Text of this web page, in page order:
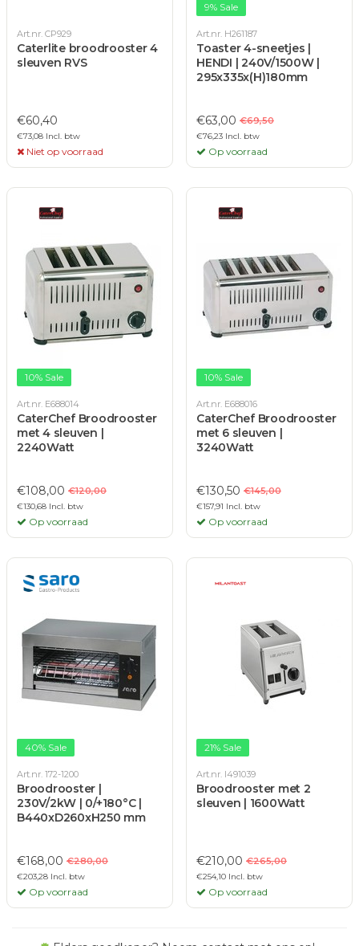
Art.nr. CP929
Caterlite broodrooster 4
sleuven RVS
€60,40
€73,08 Incl. btw
Niet op voorraad
9% Sale
Art.nr. H261187
Toaster 4-sneetjes |
HENDI | 240V/1500W |
295x335x(H)180mm
€63,00 €69,50
€76,23 Incl. btw
Op voorraad
10% Sale
Art.nr. E688014
CaterChef Broodrooster
met 4 sleuven |
2240Watt
€108,00 €120,00
€130,68 Incl. btw
Op voorraad
10% Sale
Art.nr. E688016
CaterChef Broodrooster
met 6 sleuven |
3240Watt
€130,50 €145,00
€157,91 Incl. btw
Op voorraad
40% Sale
Art.nr. 172-1200
Broodrooster |
230V/2kW | 0/+180°C |
B440xD260xH250 mm
€168,00 €280,00
€203,28 Incl. btw
Op voorraad
21% Sale
Art.nr. I491039
Broodrooster met 2
sleuven | 1600Watt
€210,00 €265,00
€254,10 Incl. btw
Op voorraad